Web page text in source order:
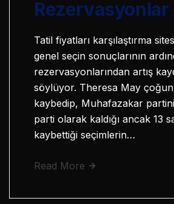
Rezervasyonlar
Tatil fiyatları karşılaştırma
genel seçin sonuçlarının
rezervasyonlarından artış
söylüyor. Theresa May
kaybedip, Muhafazakar
parti olarak kaldığı ancak 13
kaybettiği seçimlerin…
Read More